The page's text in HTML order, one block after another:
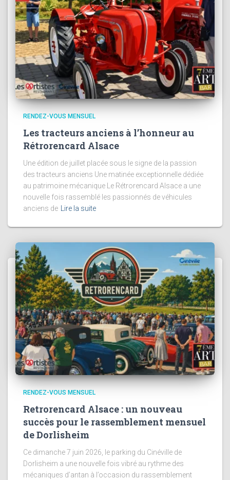
RENDEZ-VOUS MENSUEL
Les tracteurs anciens à l’honneur au
Rétrorencard Alsace
Une édition de juillet placée sous le signe de la passion
des tracteurs anciens Une matinée exceptionnelle dédiée
au patrimoine mécanique Le Rétrorencard Alsace a une
nouvelle fois rassemblé les passionnés de véhicules
anciens de
Lire la suite
RENDEZ-VOUS MENSUEL
Retrorencard Alsace : un nouveau
succès pour le rassemblement mensuel
de Dorlisheim
Ce dimanche 7 juin 2026, le parking du Cinéville de
Dorlisheim a une nouvelle fois vibré au rythme des
mécaniques d’antan à l’occasion du rassemblement